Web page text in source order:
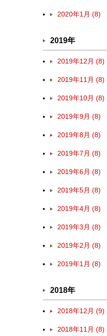
2020年1月 (8)
2019年
2019年12月 (8)
2019年11月 (8)
2019年10月 (8)
2019年9月 (8)
2019年8月 (8)
2019年7月 (8)
2019年6月 (8)
2019年5月 (8)
2019年4月 (8)
2019年3月 (8)
2019年2月 (8)
2019年1月 (8)
2018年
2018年12月 (9)
2018年11月 (8)